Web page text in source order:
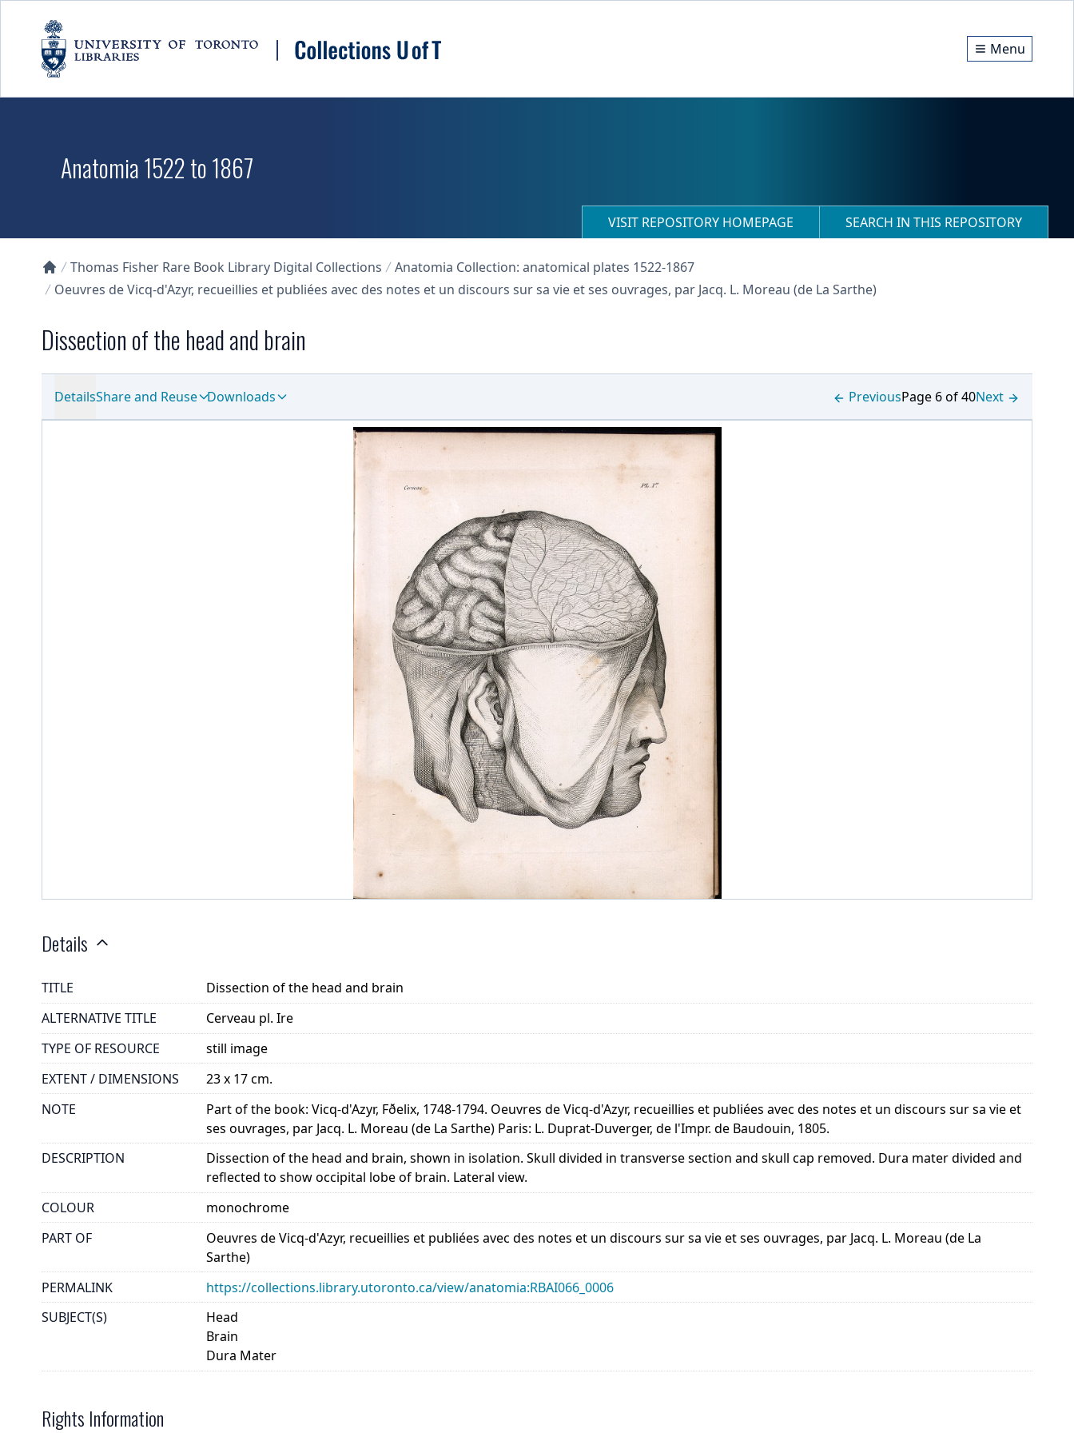
Menu
Anatomia 1522 to 1867
VISIT REPOSITORY HOMEPAGE SEARCH IN THIS REPOSITORY
Collections U of T Homepage
Thomas Fisher Rare Book Library Digital Collections
Anatomia Collection: anatomical plates 1522-1867
Oeuvres de Vicq-d'Azyr, recueillies et publiées avec des notes et un discours sur sa vie et ses ouvrages, par Jacq. L. Moreau (de La Sarthe)
Dissection of the head and brain
DetailsShare and Reuse Downloads PreviousPage 6 of 40Next
Details
TITLE
Dissection of the head and brain
ALTERNATIVE TITLE
Cerveau pl. Ire
TYPE OF RESOURCE
still image
EXTENT / DIMENSIONS
23 x 17 cm.
NOTE
Part of the book: Vicq-d'Azyr, Fðelix, 1748-1794. Oeuvres de Vicq-d'Azyr, recueillies et publiées avec des notes et un discours sur sa vie et
ses ouvrages, par Jacq. L. Moreau (de La Sarthe) Paris: L. Duprat-Duverger, de l'Impr. de Baudouin, 1805.
DESCRIPTION
Dissection of the head and brain, shown in isolation. Skull divided in transverse section and skull cap removed. Dura mater divided and
reflected to show occipital lobe of brain. Lateral view.
COLOUR
monochrome
PART OF
Oeuvres de Vicq-d'Azyr, recueillies et publiées avec des notes et un discours sur sa vie et ses ouvrages, par Jacq. L. Moreau (de La
Sarthe)
PERMALINK
https://collections.library.utoronto.ca/view/anatomia:RBAI066_0006
SUBJECT(S)
Head
Brain
Dura Mater
Rights Information